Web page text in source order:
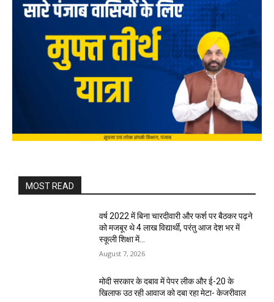
MOST READ
वर्ष 2022 में बिना चारदीवारी और फर्श पर बैठकर पढ़ने
को मजबूर थे 4 लाख विद्यार्थी, परंतु आज देश भर में
स्कूली शिक्षा में...
August 7, 2026
मोदी सरकार के दबाव में पेपर लीक और ई-20 के
खिलाफ उठ रही आवाज को दबा रहा मेटा- केजरीवाल